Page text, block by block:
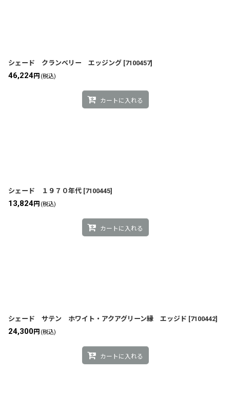
シェード クランベリー エッジング [7100457]
46,224円 (税込)
カートに入れる
シェード １９７０年代 [7100445]
13,824円 (税込)
カートに入れる
シェード サテン ホワイト・アクアグリーン縁 エッジド [7100442]
24,300円 (税込)
カートに入れる